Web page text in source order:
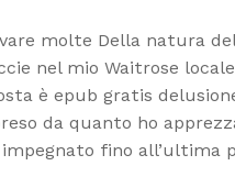
molte Della natura
nel mio Waitrose
è epub gratis
da quanto ho
fino all’ultima